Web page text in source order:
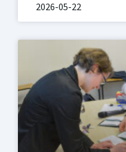
2026-05-22